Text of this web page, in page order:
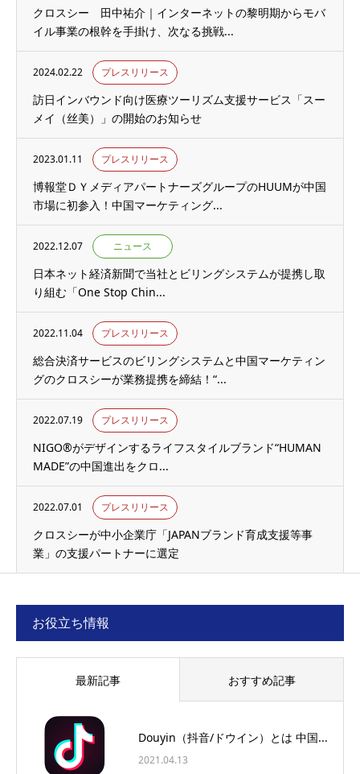
クロスシー 田中祐介｜インターネットの黎明期からモバ
イル事業の根幹を手掛け、次なる挑戦...
2024.02.22 プレスリリース
訪日インバウンド向け医療ツーリズム支援サービス「スー
メイ（丝美）」の開始のお知らせ
2023.01.11 プレスリリース
博報堂ＤＹメディアパートナーズグループのHUUMが中国
市場に初参入！中国マーケティング...
2022.12.07 ニュース
日本ネット経済新聞で当社とビリングシステムが提携し取
り組む「One Stop Chin...
2022.11.04 プレスリリース
総合決済サービスのビリングシステムと中国マーケティン
グのクロスシーが業務提携を締結！“...
2022.07.19 プレスリリース
NIGO®がデザインするライフスタイルブランド“HUMAN
MADE”の中国進出をクロ...
2022.07.01 プレスリリース
クロスシーが中小企業庁「JAPANブランド育成支援等事
業」の支援パートナーに選定
お役立ち情報
最新記事 おすすめ記事
Douyin（抖音/ドウイン）とは 中国...
2021.04.13